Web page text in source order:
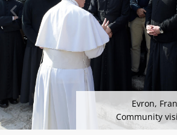
Evron,
Community